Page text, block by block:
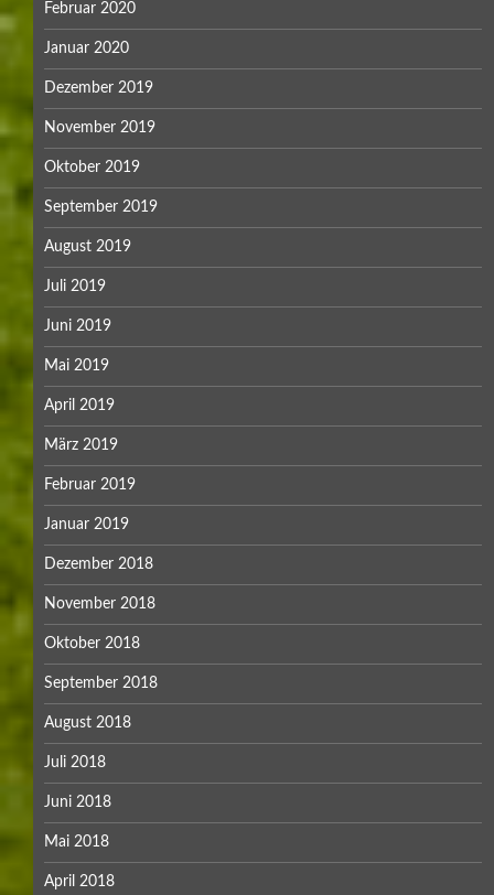
Februar 2020
Januar 2020
Dezember 2019
November 2019
Oktober 2019
September 2019
August 2019
Juli 2019
Juni 2019
Mai 2019
April 2019
März 2019
Februar 2019
Januar 2019
Dezember 2018
November 2018
Oktober 2018
September 2018
August 2018
Juli 2018
Juni 2018
Mai 2018
April 2018